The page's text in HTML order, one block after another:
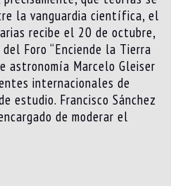
la vanguardia científica, el
recibe el 20 de octubre,
Foro “Enciende la Tierra
astronomía Marcelo Gleiser
internacionales de
estudio. Francisco Sánchez
de moderar el